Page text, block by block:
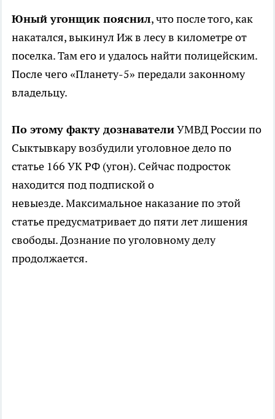
Юный угонщик пояснил, что после того, как
накатался, выкинул Иж в лесу в километре от
поселка. Там его и удалось найти полицейским.
После чего «Планету-5» передали законному
владельцу.
По этому факту дознавателиУМВД России по
Сыктывкару возбудили уголовное дело по
статье 166 УК РФ (угон). Сейчас подросток
находится под подпиской о
невыезде. Максимальное наказание по этой
статье предусматривает до пяти лет лишения
свободы. Дознание по уголовному делу
продолжается.